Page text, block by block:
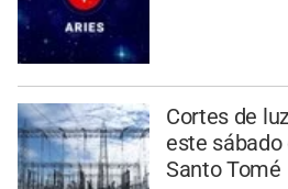
Cortes de
este sábado
Santo Tomé